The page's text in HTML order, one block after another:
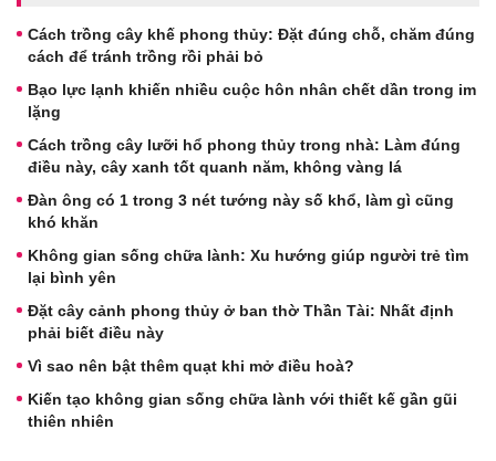
Cách trồng cây khế phong thủy: Đặt đúng chỗ, chăm đúng
cách để tránh trồng rồi phải bỏ
Bạo lực lạnh khiến nhiều cuộc hôn nhân chết dần trong im
lặng
Cách trồng cây lưỡi hổ phong thủy trong nhà: Làm đúng
điều này, cây xanh tốt quanh năm, không vàng lá
Đàn ông có 1 trong 3 nét tướng này số khổ, làm gì cũng
khó khăn
Không gian sống chữa lành: Xu hướng giúp người trẻ tìm
lại bình yên
Đặt cây cảnh phong thủy ở ban thờ Thần Tài: Nhất định
phải biết điều này
Vì sao nên bật thêm quạt khi mở điều hoà?
Kiến tạo không gian sống chữa lành với thiết kế gần gũi
thiên nhiên